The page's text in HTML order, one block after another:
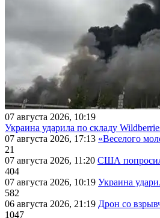
07 августа 2026, 10:19
Украина ударила по складу
07 августа 2026, 17:13 «Веселого
21
07 августа 2026, 11:20 США
404
07 августа 2026, 10:19 Украина
582
06 августа 2026, 21:19 Дрон со
1047